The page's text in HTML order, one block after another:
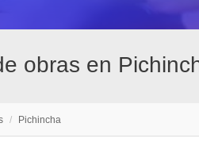
obras en
/ Pichincha